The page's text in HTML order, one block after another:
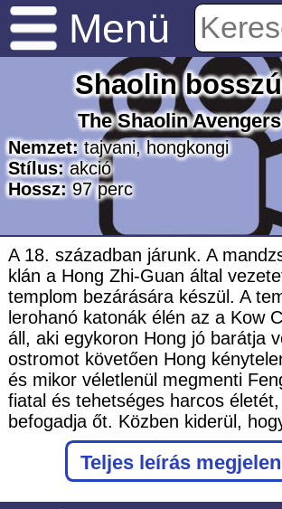
Menü
Shaolin
The Shaolin Avengers
Nemzet: tajvani,hongkongi
Stílus: akció
Hossz: 97perc
A 18. században járunk. A
klán a Hong Zhi-Guan által
templom bezárására készül. A
lerohanó katonák élén az a Kow
áll, aki egykoron Hong jó barátja
ostromot követően Hong
és mikor véletlenül megmenti
fiatal és tehetséges harcos
befogadja őt. Közben kiderül,
Teljes leírás